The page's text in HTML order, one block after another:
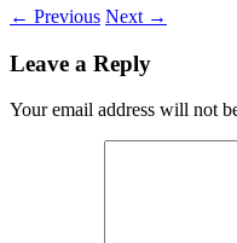
← Previous Next →
Leave a Reply
Your email address will not